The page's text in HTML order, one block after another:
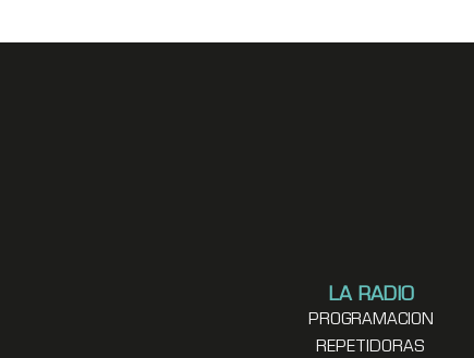
LA RADIO
PROGRAMACION
REPETIDORAS